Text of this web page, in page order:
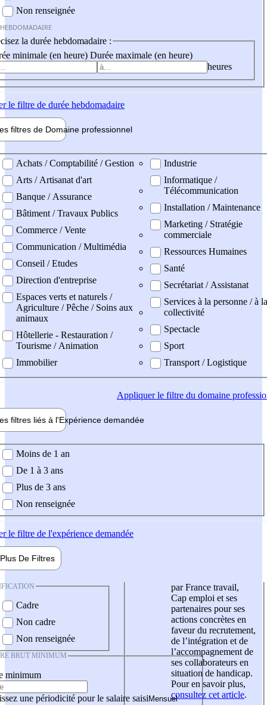
Non renseignée
la durée hebdomadaire :
minimale (en heure) Durée maximale (en heure)
heures
le filtre de durée hebdomadaire
filtres de Domaine professionnel
professionel
Achats / Comptabilité / Gestion
Arts / Artisanat d'art
Banque / Assurance
Bâtiment / Travaux Publics
Commerce / Vente
Communication / Multimédia
Conseil / Etudes
Direction d'entreprise
Espaces verts et naturels /
Agriculture / Pêche / Soins aux
animaux
Hôtellerie - Restauration /
Tourisme / Animation
Immobilier
Industrie
Informatique /
Télécommunication
Installation / Maintenance
Marketing / Stratégie
commerciale
Ressources Humaines
Santé
Secrétariat / Assistanat
Services à la personne / à la
collectivité
Spectacle
Sport
Transport / Logistique
Appliquerle filtre du domaine
filtres liés à l'Expérience demandée
demandée
Moins de 1 an
De 1 à 3 ans
Plus de 3 ans
Non renseignée
le filtre de l'expérience demandée
Plus De Filtres
Cadre
Non cadre
Non renseignée
BRUT MINIMUM
minimum
une périodicité pour le salaire saisi
par France travail,
Cap emploi et ses
partenaires pour ses
actions concrètes en
faveur du recrutement,
de l’intégration et de
l’accompagnement de
ses collaborateurs en
situation de handicap.
Pour en savoir plus,
consultez cet article.